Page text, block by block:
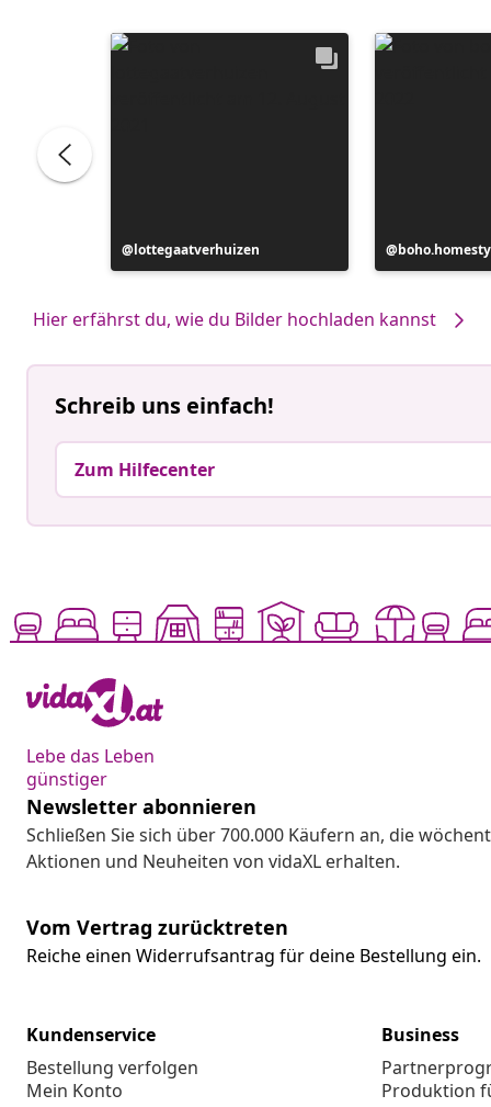
Beitrag
veröffentlicht
lottegaatverhuizen
Beitrag
veröffentlicht
Hier erfährst du, wie du Bilder hochladen kannst
Schreib uns einfach!
Zum Hilfecenter
Lebe das Leben
günstiger
Newsletter abonnieren
Schließen Sie sich über 700.000 Käufern an, die
Aktionen und Neuheiten von vidaXL erhalten.
Vom Vertrag zurücktreten
Reiche einen Widerrufsantrag für deine Bestellung ein.
Kundenservice
Bestellung verfolgen
Mein Konto
Business
Produktion